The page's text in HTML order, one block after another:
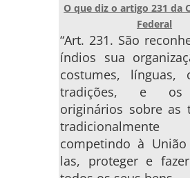
O que diz o artigo 231 da
Federal
“Art. 231. São
índios sua
costumes, línguas,
tradições, e os
originários sobre as
tradicionalmente
competindo à União
las, proteger e